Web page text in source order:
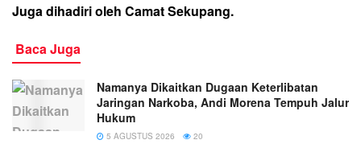
Juga dihadiri oleh Camat Sekupang.
Baca Juga
Namanya Dikaitkan Dugaan Keterlibatan
Jaringan Narkoba, Andi Morena Tempuh Jalur
Hukum
5 AGUSTUS 2026 20